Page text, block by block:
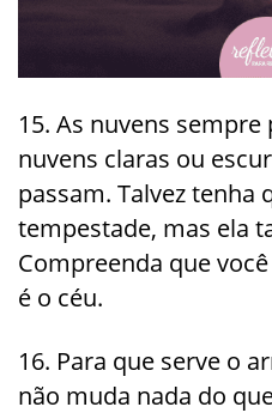
15. As nuvens
nuvens claras ou
passam. Talvez tenha
tempestade, mas ela
Compreenda que
é o céu.
16. Para que serve o
não muda nada do